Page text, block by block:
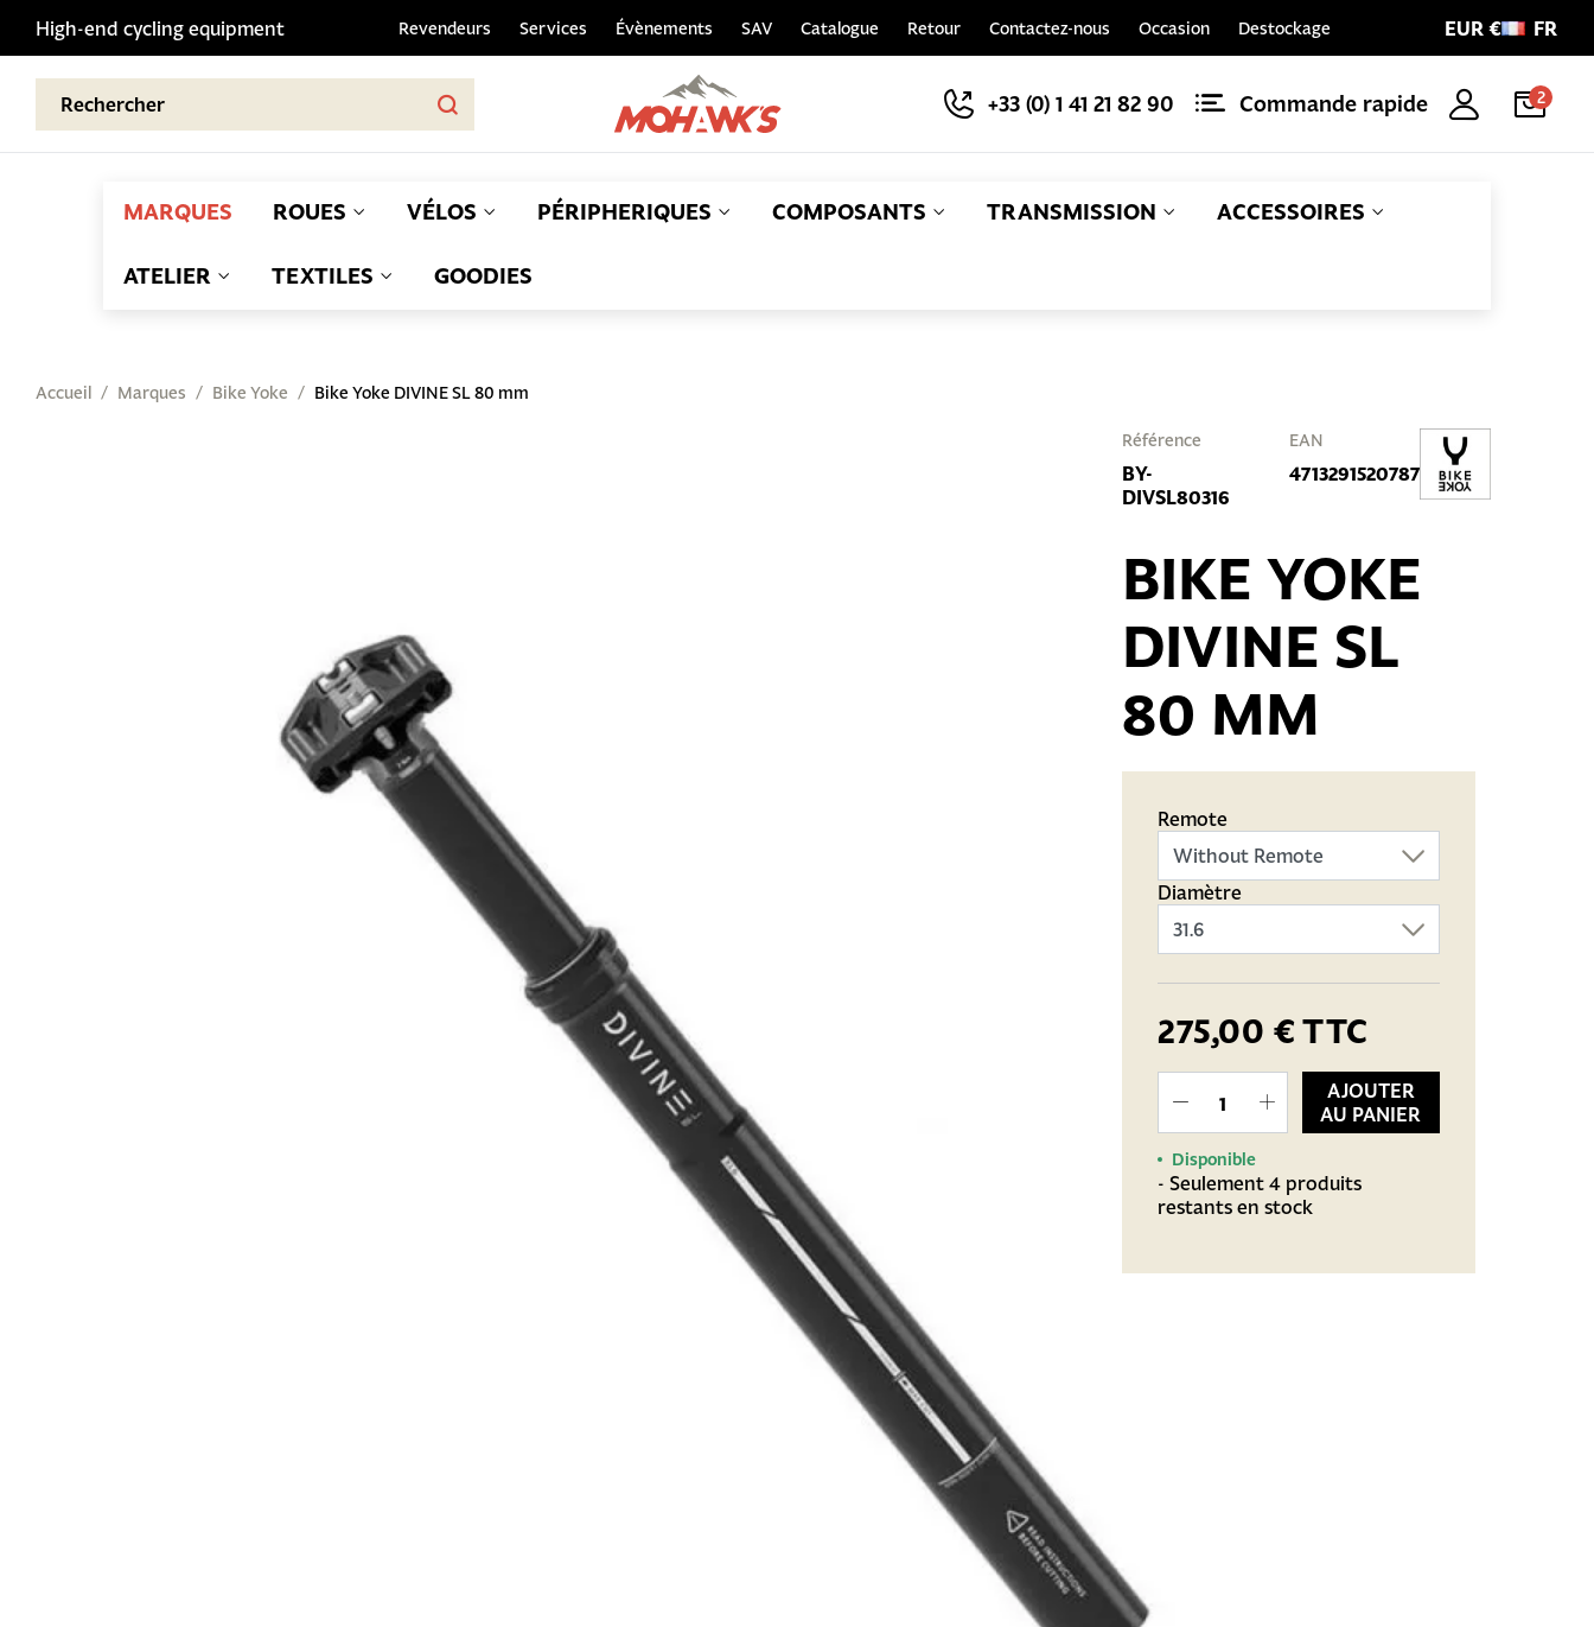
High-end cycling equipment Revendeurs Services Évènements SAV Catalogue Retour Contactez-nous Occasion Destockage EUR € FR
+33 (0) 1 41 21 82 90 Commande rapide 2
MARQUES ROUES VÉLOS PÉRIPHERIQUES COMPOSANTS TRANSMISSION ACCESSOIRES
ATELIER TEXTILES GOODIES
Accueil Marques Bike Yoke Bike Yoke DIVINE SL 80 mm
Référence
BY-
DIVSL80316
EAN
4713291520787
BIKE YOKE
DIVINE SL
80 MM
Remote
Diamètre
275,00 €TTC
AJOUTER
AU PANIER
Disponible
- Seulement 4 produits
restants en stock